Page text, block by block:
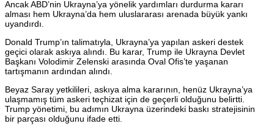
Ancak ABD’nin Ukrayna’ya yönelik yardımları durdurma kararı
alması hem Ukrayna’da hem uluslararası arenada büyük yankı
uyandırdı.
Donald Trump’ın talimatıyla, Ukrayna’ya yapılan askeri destek
geçici olarak askıya alındı. Bu karar, Trump ile Ukrayna Devlet
Başkanı Volodimir Zelenski arasında Oval Ofis’te yaşanan
tartışmanın ardından alındı.
Beyaz Saray yetkilileri, askıya alma kararının, henüz Ukrayna’ya
ulaşmamış tüm askeri teçhizat için de geçerli olduğunu belirtti.
Trump yönetimi, bu adımın Ukrayna üzerindeki baskı stratejisinin
bir parçası olduğunu ifade etti.